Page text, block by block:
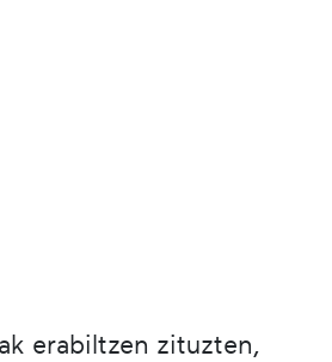
erabiltzen zituzten,